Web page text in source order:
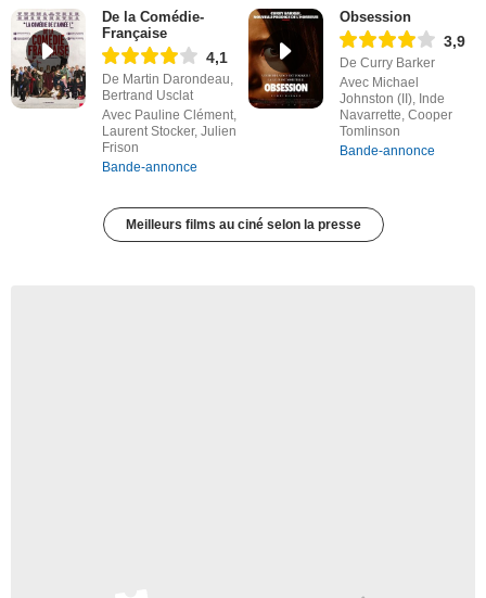
De la Comédie-
Française
4,1
De Martin Darondeau,
Bertrand Usclat
Avec Pauline Clément,
Laurent Stocker, Julien
Frison
Bande-annonce
Obsession
3,9
De Curry Barker
Avec Michael
Johnston (II), Inde
Navarrette, Cooper
Tomlinson
Bande-annonce
Meilleurs films au ciné selon la presse